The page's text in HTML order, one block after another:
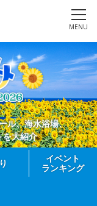
MENU
ル、海水浴場、
を大紹介
イベント
ランキング